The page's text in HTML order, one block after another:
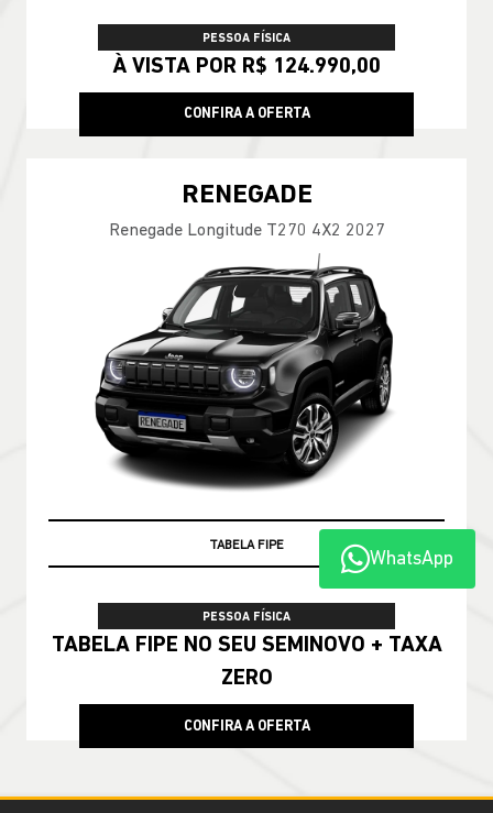
PESSOA FÍSICA
À VISTA POR R$ 124.990,00
CONFIRA A OFERTA
RENEGADE
Renegade Longitude T270 4X2 2027
TABELA FIPE
PESSOA FÍSICA
TABELA FIPE NO SEU SEMINOVO + TAXA
ZERO
CONFIRA A OFERTA
WhatsApp